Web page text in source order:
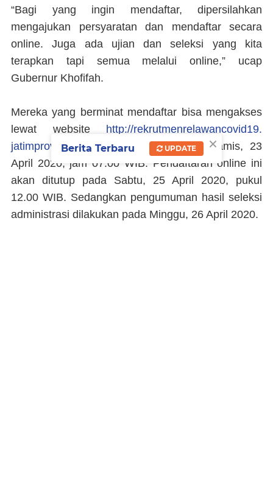
“Bagi yang ingin mendaftar, dipersilahkan
mengajukan persyaratan dan mendaftar secara
online. Juga ada ujian dan seleksi yang kita
terapkan tapi semua melalui online,” ucap
Gubernur Khofifah.
Mereka yang berminat mendaftar bisa mengakses
lewat website http://rekrutmenrelawancovid19.
jatimprov.go.id/dimulai pada hari ini, Kamis, 23
April 2020, jam 07.00 WIB. Pendaftaran online ini
akan ditutup pada Sabtu, 25 April 2020, pukul
12.00 WIB. Sedangkan pengumuman hasil seleksi
administrasi dilakukan pada Minggu, 26 April 2020.
×
Berita Terbaru UPDATE